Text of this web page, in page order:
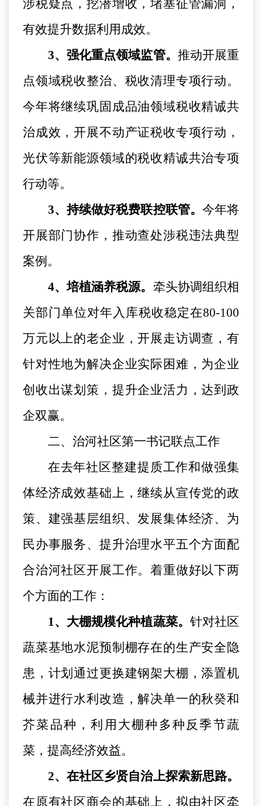
涉税疑点，挖潜增收，堵塞征管漏洞，
有效提升数据利用成效。
3、强化重点领域监管。 推动开展重
点领域税收整治、税收清理专项行动。
今年将继续巩固成品油领域税收精诚共
治成效，开展不动产证税收专项行动，
光伏等新能源领域的税收精诚共治专项
行动等。
3、持续做好税费联控联管。 今年将
开展部门协作，推动查处涉税违法典型
案例。
4、培植涵养税源。 牵头协调组织相
关部门单位对年入库税收稳定在80-100
万元以上的老企业，开展走访调查，有
针对性地为解决企业实际困难，为企业
创收出谋划策，提升企业活力，达到政
企双赢。
二、治河社区第一书记联点工作
在去年社区整建提质工作和做强集
体经济成效基础上，继续从宣传党的政
策、建强基层组织、发展集体经济、为
民办事服务、提升治理水平五个方面配
合治河社区开展工作。着重做好以下两
个方面的工作：
1、大棚规模化种植蔬菜。 针对社区
蔬菜基地水泥预制棚存在的生产安全隐
患，计划通过更换建钢架大棚，添置机
械并进行水利改造，解决单一的秋癸和
芥菜品种，利用大棚种多种反季节蔬
菜，提高经济效益。
2、在社区乡贤自治上探索新思路。
在原有社区商会的基础上，拟由社区牵